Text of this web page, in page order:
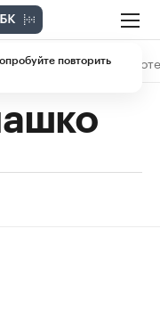
The Economist
повторить